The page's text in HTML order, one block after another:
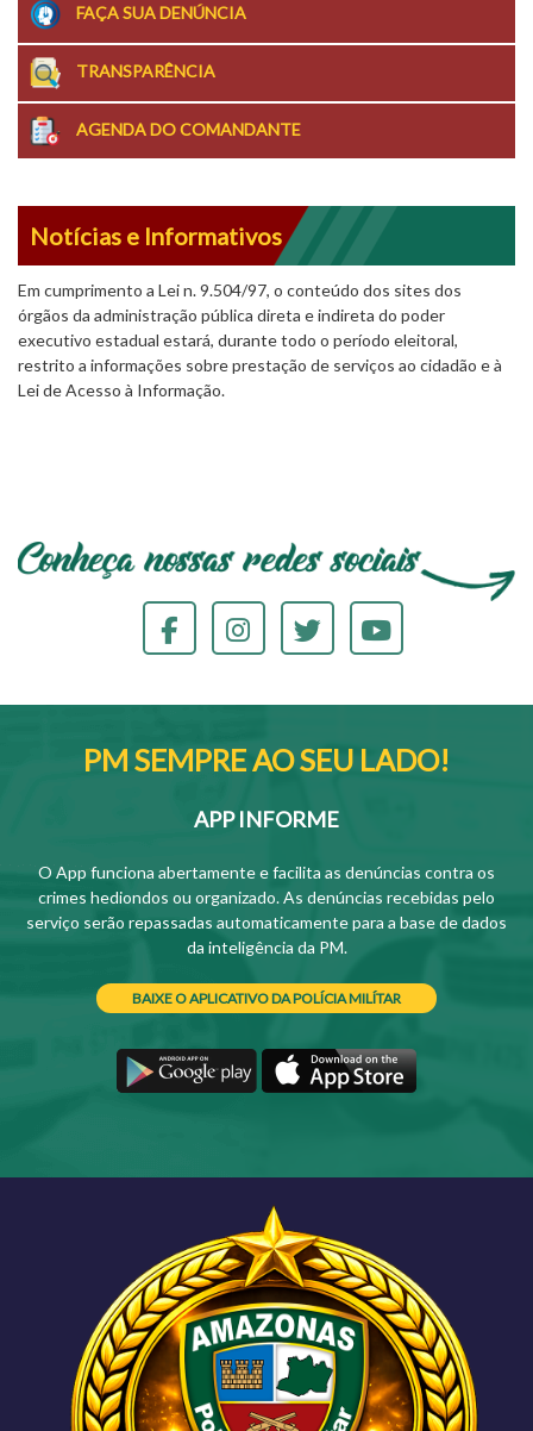
FAÇA SUA DENÚNCIA
TRANSPARÊNCIA
AGENDA DO COMANDANTE
Notícias e Informativos
Em cumprimento a Lei n. 9.504/97, o conteúdo dos sites dos
órgãos da administração pública direta e indireta do poder
executivo estadual estará, durante todo o período eleitoral,
restrito a informações sobre prestação de serviços ao cidadão e à
Lei de Acesso à Informação.
PM SEMPRE AO SEU LADO!
APP INFORME
O App funciona abertamente e facilita as denúncias contra os
crimes hediondos ou organizado. As denúncias recebidas pelo
serviço serão repassadas automaticamente para a base de dados
da inteligência da PM.
BAIXE O APLICATIVO DA POLÍCIA MILÍTAR